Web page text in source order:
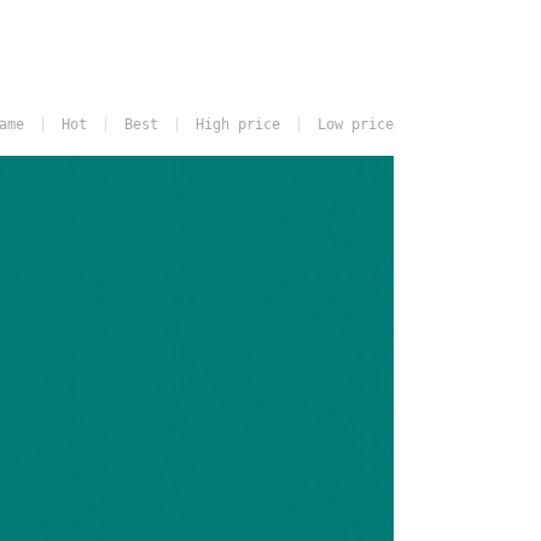
Hot Best High price Low price